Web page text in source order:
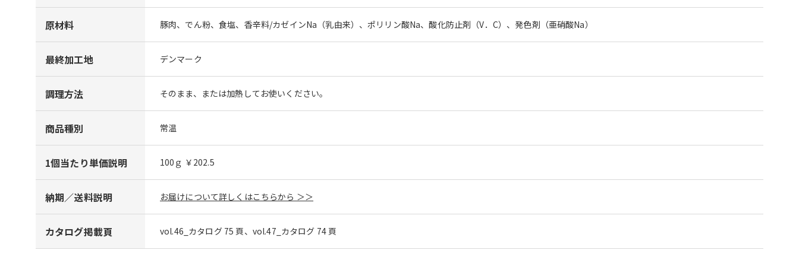
原材料 豚肉、でん粉、食塩、香辛料/カゼインNa（乳由来）、ポリリン酸Na、酸化防止剤（V．C）、発色剤（亜硝酸Na）
最終加工地 デンマーク
調理方法 そのまま、または加熱してお使いください。
商品種別 常温
1個当たり単価説明 100ｇ ￥202.5
納期／送料説明 お届けについて詳しくはこちらから ＞＞
カタログ掲載頁 vol.46_カタログ 75 頁、vol.47_カタログ 74 頁